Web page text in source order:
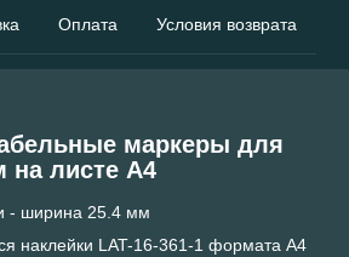
Оплата Условия возврата
маркеры для
на листе А4
- ширина 25.4 мм
наклейки LAT-16-361-1 формата А4